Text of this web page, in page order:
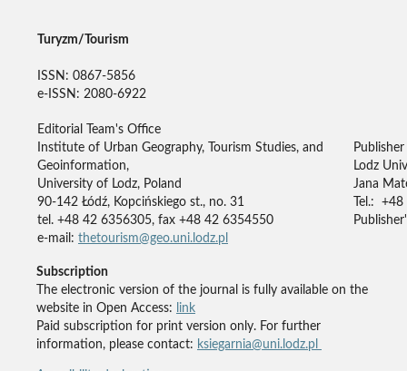
Turyzm/Tourism
ISSN: 0867-5856
e-ISSN: 2080-6922
Editorial Team's Office
Institute of Urban Geography, Tourism Studies, and
Geoinformation,
University of Lodz, Poland
90-142 Łódź, Kopcińskiego st., no. 31
tel. +48 42 6356305, fax +48 42 6354550
e-mail: thetourism@geo.uni.lodz.pl
Publisher
Lodz
Jana
Tel.:
Subscription
The electronic version of the journal is fully available on the
website in Open Access:
link
Paid subscription for print version only. For further
information, please contact: ksiegarnia@uni.lodz.pl